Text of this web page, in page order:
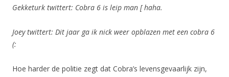
Gekketurk twittert: Cobra 6 is leip man [ haha.
Joey twittert: Dit jaar ga ik nick weer opblazen met een cobra 6
(:
Hoe harder de politie zegt dat Cobra’s levensgevaarlijk zijn,